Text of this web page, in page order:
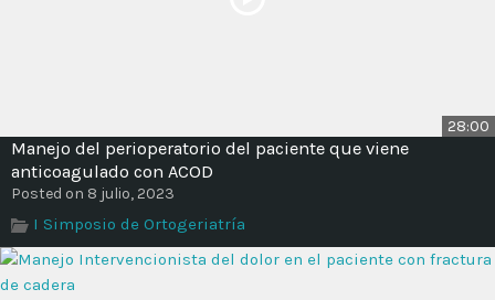
28:00
Manejo del perioperatorio del paciente que viene
anticoagulado con ACOD
Posted on 8 julio, 2023
I Simposio de Ortogeriatría